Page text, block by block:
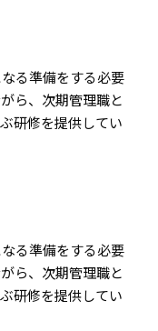
る準備をする必要
ら、次期管理職と
研修を提供してい
る準備をする必要
ら、次期管理職と
研修を提供してい